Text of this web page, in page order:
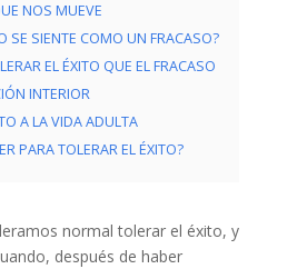
NOS MUEVE
SE SIENTE COMO UN FRACASO?
EL ÉXITO QUE EL FRACASO
INTERIOR
A LA VIDA ADULTA
PARA TOLERAR EL ÉXITO?
normal tolerar el éxito, y
después de haber